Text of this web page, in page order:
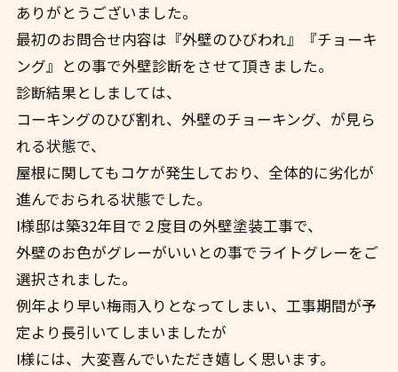
ありがとうございました。
最初のお問合せ内容は『外壁のひびわれ』『チョーキ
ング』との事で外壁診断をさせて頂きました。
診断結果としましては、
コーキングのひび割れ、外壁のチョーキング、が見ら
れる状態で、
屋根に関してもコケが発生しており、全体的に劣化が
進んでおられる状態でした。
I様邸は築32年目で２度目の外壁塗装工事で、
外壁のお色がグレーがいいとの事でライトグレーをご
選択されました。
例年より早い梅雨入りとなってしまい、工事期間が予
定より長引いてしまいましたが
I様には、大変喜んでいただき嬉しく思います。